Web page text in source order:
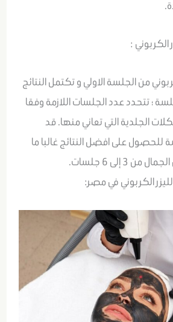
الكربوني :
من الجلسة الاولي و تكتمل النتائج
؛ تتحدد عدد الجلسات اللازمة وفقا
الجلدية التي تعاني منها. قد
للحصول على افضل النتائج غالبا ما
3 إلى 6 جلسات.
الكربوني في مصر: